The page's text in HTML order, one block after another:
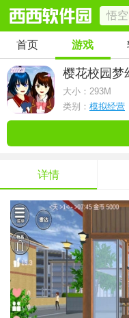
首页 游戏
樱花校园梦
大小： 293M
类别： 模拟经营
详情